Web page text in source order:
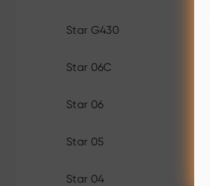
Star G430
Star 06C
Star 06
Star 05
Star 04